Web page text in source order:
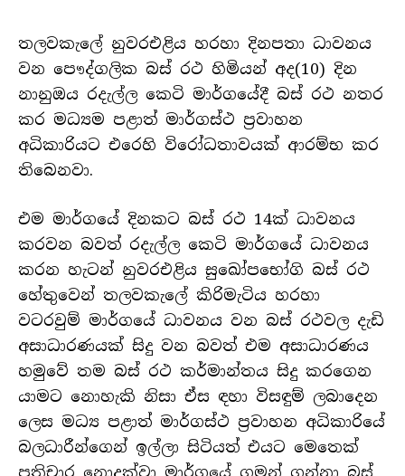
තලවකැලේ නුවරඑළිය හරහා දිනපතා ධාවනය
වන පෞද්ගලික බස් රථ හිමියන් අද(10) දින
නානුඔය රදැල්ල කෙටි මාර්ගයේදී බස් රථ නතර
කර මධ්‍යම පළාත් මාර්ගස්ථ ප්‍රවාහන
අධිකාරියට එරෙහි විරෝධතාවයක් ආරම්භ කර
තිබෙනවා.
එම මාර්ගයේ දිනකට බස් රථ 14ක් ධාවනය
කරවන බවත් රදැල්ල කෙටි මාර්ගයේ ධාවනය
කරන හැටන් නුවරඑළිය සුඛෝපභෝගි බස් රථ
හේතුවෙන් තලවකැලේ කිරිමැටිය හරහා
වටරවුම් මාර්ගයේ ධාවනය වන බස් රථවල දැඩි
අසාධාරණයක් සිදු වන බවත් එම අසාධාරණය
හමුවේ තම බස් රථ කර්මාන්තය සිදු කරගෙන
යාමට නොහැකි නිසා ඒස ඳහා විසඳුම් ලබාදෙන
ලෙස මධ්‍ය පළාත් මාර්ගස්ථ ප්‍රවාහන අධිකාරියේ
බලධාරීන්ගෙන් ඉල්ලා සිටියත් එයට මෙතෙක්